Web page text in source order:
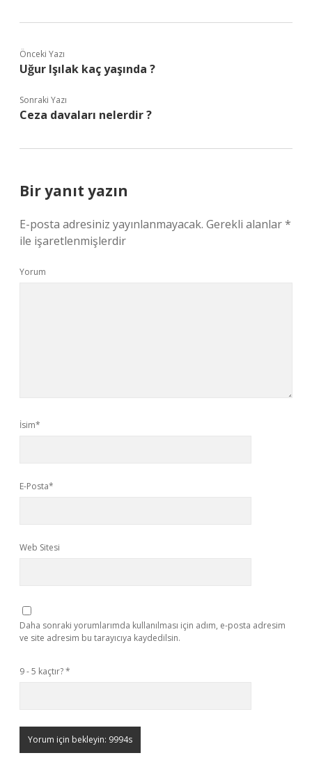
Önceki Yazı
Uğur Işılak kaç yaşında ?
Sonraki Yazı
Ceza davaları nelerdir ?
Bir yanıt yazın
E-posta adresiniz yayınlanmayacak. Gerekli alanlar*
ile işaretlenmişlerdir
Yorum
İsim*
E-Posta*
Web Sitesi
Daha sonraki yorumlarımda kullanılması için adım, e-posta adresim
ve site adresim bu tarayıcıya kaydedilsin.
9 - 5 kaçtır?*